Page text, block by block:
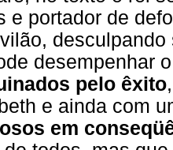
e portador de
desempenhar
pelo êxito
e ainda com
em